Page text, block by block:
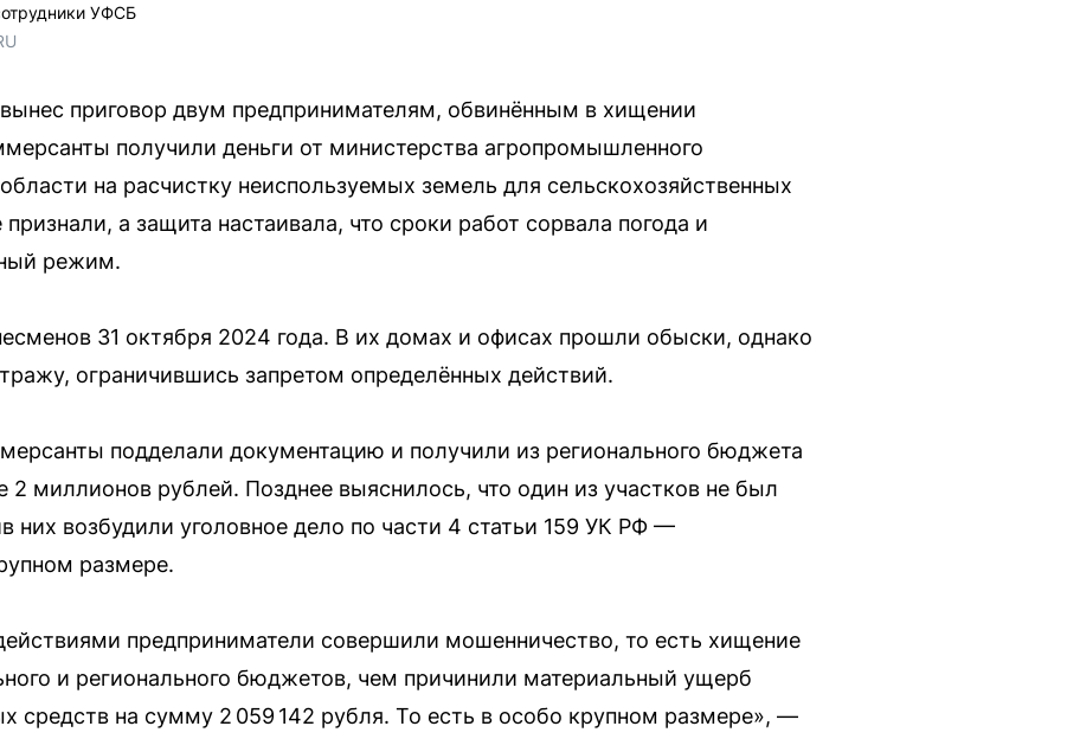
УФСБ
приговор двум предпринимателям, обвинённым в хищении
получили деньги от министерства агропромышленного
на расчистку неиспользуемых земель для сельскохозяйственных
а защита настаивала, что сроки работ сорвала погода и
режим.
31 октября 2024 года. В их домах и офисах прошли обыски, однако
ограничившись запретом определённых действий.
подделали документацию и получили из регионального бюджета
2 миллионов рублей. Позднее выяснилось, что один из участков не был
них возбудили уголовное дело по части 4 статьи 159 УК РФ —
размере.
предприниматели совершили мошенничество, то есть хищение
и регионального бюджетов, чем причинили материальный ущерб
средств на сумму 2 059 142 рубля. То есть в особо крупном размере», —